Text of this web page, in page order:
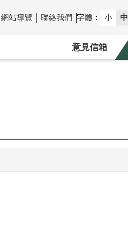
網站導覽 聯絡我們 字體： 小 中
意見信箱